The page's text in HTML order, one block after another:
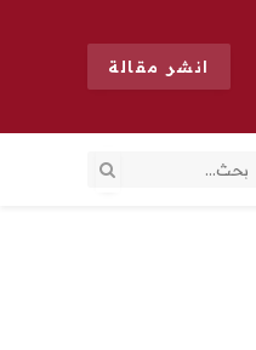
انشر مقالة